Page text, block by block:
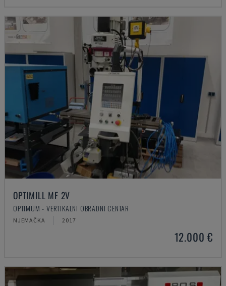
OPTIMILL MF 2V
OPTIMUM - VERTIKALNI OBRADNI CENTAR
NJEMAČKA 2017
12.000 €